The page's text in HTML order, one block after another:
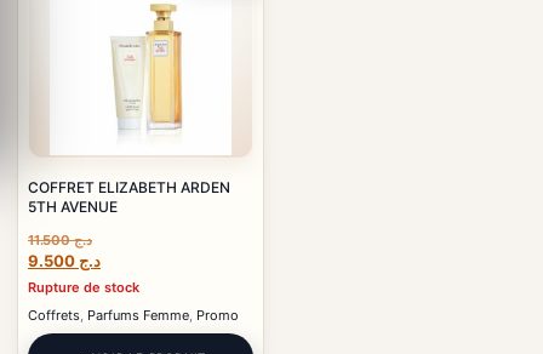
COFFRET ELIZABETH ARDEN
5TH AVENUE
د.ج11.500
Le
prix
initial
était :
د.جLe
prix
est :
Rupture de stock
Coffrets, Parfums Femme, Promo